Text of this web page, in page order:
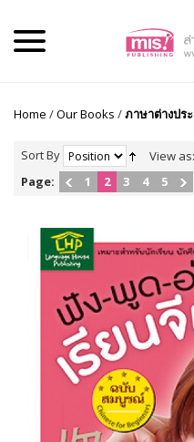
Home /Our Books /ภาษาต่างปร
Sort By
View as:
Page:
1 2 3 4 5